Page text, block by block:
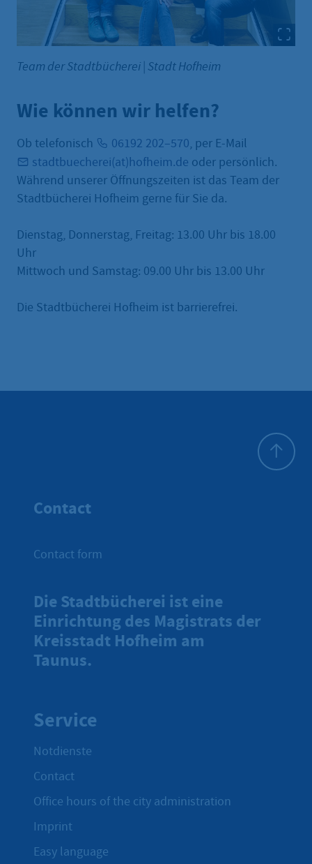
Team der Stadtbücherei Stadt Hofheim
Wie können wir helfen?
Ob telefonisch 06192 202–570, per E-Mail
stadtbuecherei(at)hofheim.de oder persönlich.
Während unserer Öffnungszeiten ist das Team der
Stadtbücherei Hofheim gerne für Sie da.
Dienstag, Donnerstag, Freitag: 13.00 Uhr bis 18.00
Uhr
Mittwoch und Samstag: 09.00 Uhr bis 13.00 Uhr
Die Stadtbücherei Hofheim ist barrierefrei.
Contact
Contact form
Die Stadtbücherei ist eine
Einrichtung des Magistrats der
Kreisstadt Hofheim am
Taunus.
Service
Notdienste
Contact
Office hours of the city administration
Imprint
Easy language